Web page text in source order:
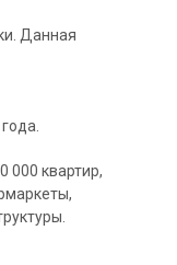
Данная
000 квартир,